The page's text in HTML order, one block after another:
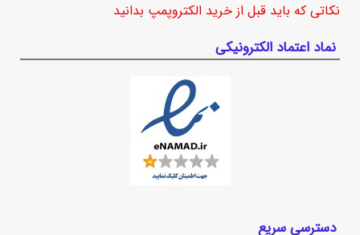
نکاتی که باید قبل از خرید الکتروپمپ بدانید
نماد اعتماد الکترونیکی
دسترسی سریع